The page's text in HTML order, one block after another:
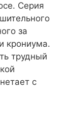
Серия
за
крониума.
трудный
с